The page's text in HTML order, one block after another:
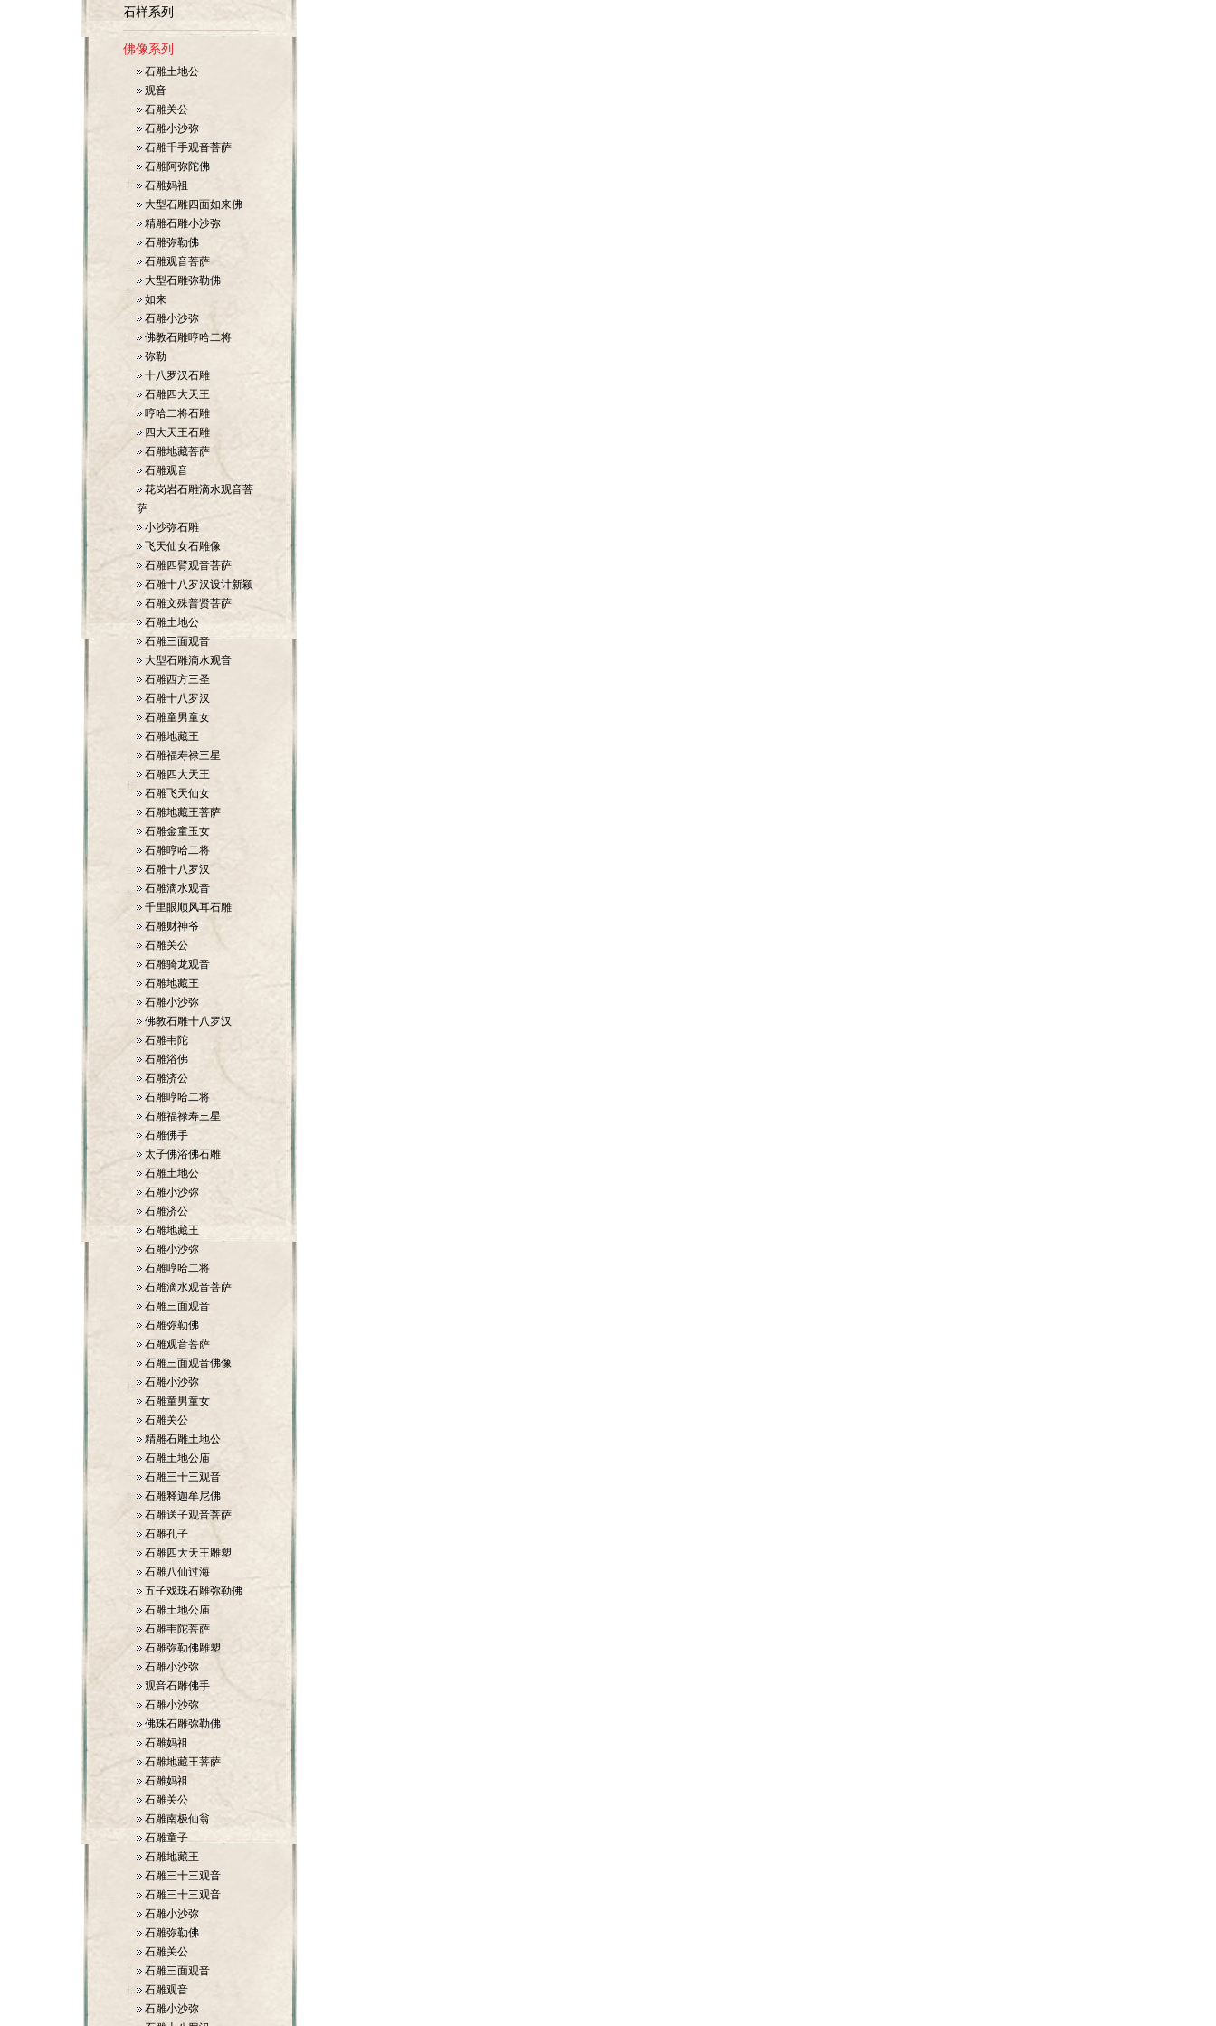
石样系列
佛像系列
石雕土地公
观音
石雕关公
石雕小沙弥
石雕千手观音菩萨
石雕阿弥陀佛
石雕妈祖
大型石雕四面如来佛
精雕石雕小沙弥
石雕弥勒佛
石雕观音菩萨
大型石雕弥勒佛
如来
石雕小沙弥
佛教石雕哼哈二将
弥勒
十八罗汉石雕
石雕四大天王
哼哈二将石雕
四大天王石雕
石雕地藏菩萨
石雕观音
花岗岩石雕滴水观音菩
萨
小沙弥石雕
飞天仙女石雕像
石雕四臂观音菩萨
石雕十八罗汉设计新颖
石雕文殊普贤菩萨
石雕土地公
石雕三面观音
大型石雕滴水观音
石雕西方三圣
石雕十八罗汉
石雕童男童女
石雕地藏王
石雕福寿禄三星
石雕四大天王
石雕飞天仙女
石雕地藏王菩萨
石雕金童玉女
石雕哼哈二将
石雕十八罗汉
石雕滴水观音
千里眼顺风耳石雕
石雕财神爷
石雕关公
石雕骑龙观音
石雕地藏王
石雕小沙弥
佛教石雕十八罗汉
石雕韦陀
石雕浴佛
石雕济公
石雕哼哈二将
石雕福禄寿三星
石雕佛手
太子佛浴佛石雕
石雕土地公
石雕小沙弥
石雕济公
石雕地藏王
石雕小沙弥
石雕哼哈二将
石雕滴水观音菩萨
石雕三面观音
石雕弥勒佛
石雕观音菩萨
石雕三面观音佛像
石雕小沙弥
石雕童男童女
石雕关公
精雕石雕土地公
石雕土地公庙
石雕三十三观音
石雕释迦牟尼佛
石雕送子观音菩萨
石雕孔子
石雕四大天王雕塑
石雕八仙过海
五子戏珠石雕弥勒佛
石雕土地公庙
石雕韦陀菩萨
石雕弥勒佛雕塑
石雕小沙弥
观音石雕佛手
石雕小沙弥
佛珠石雕弥勒佛
石雕妈祖
石雕地藏王菩萨
石雕妈祖
石雕关公
石雕南极仙翁
石雕童子
石雕地藏王
石雕三十三观音
石雕三十三观音
石雕小沙弥
石雕弥勒佛
石雕关公
石雕三面观音
石雕观音
石雕小沙弥